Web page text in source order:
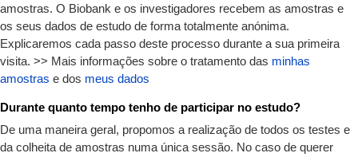
amostras. O Biobank e os investigadores recebem as amostras e
os seus dados de estudo de forma totalmente anónima.
Explicaremos cada passo deste processo durante a sua primeira
visita. >> Mais informações sobre o tratamento das minhas
amostras e dos meus dados
Durante quanto tempo tenho de participar no estudo?
De uma maneira geral, propomos a realização de todos os testes e
da colheita de amostras numa única sessão. No caso de querer